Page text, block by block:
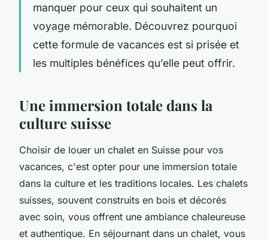
manquer pour ceux qui souhaitent un
voyage mémorable. Découvrez pourquoi
cette formule de vacances est si prisée et
les multiples bénéfices qu’elle peut offrir.
Une immersion totale dans la
culture suisse
Choisir de louer un chalet en Suisse pour vos
vacances, c'est opter pour une immersion totale
dans la culture et les traditions locales. Les chalets
suisses, souvent construits en bois et décorés
avec soin, vous offrent une ambiance chaleureuse
et authentique. En séjournant dans un chalet, vous